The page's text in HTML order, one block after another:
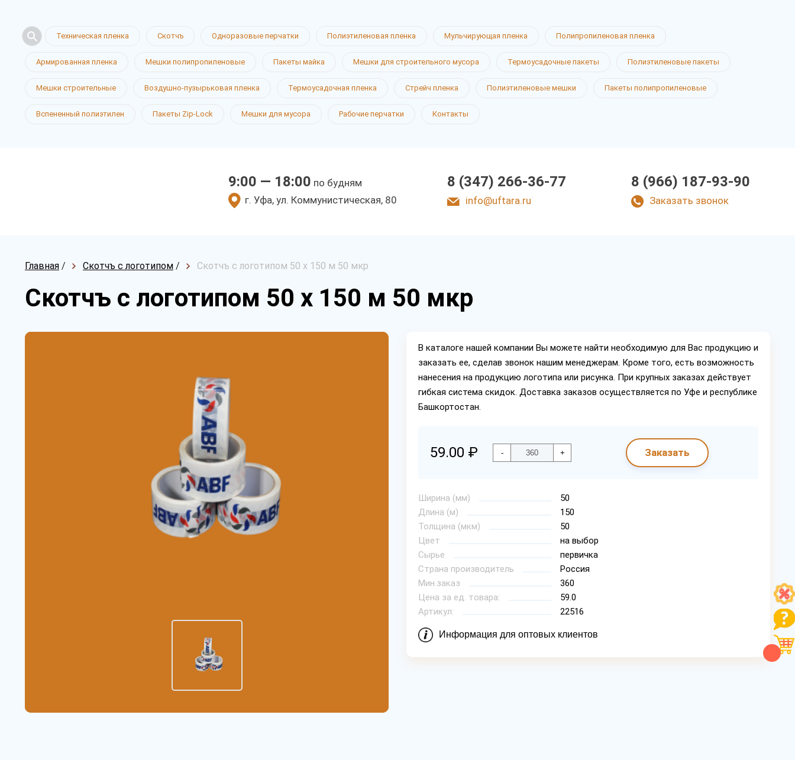
Техническая пленка Скотчъ Одноразовые перчатки Полиэтиленовая пленка Мульчирующая пленка Полипропиленовая пленка
Армированная пленка Мешки полипропиленовые Пакеты майка Мешки для строительного мусора Термоусадочные пакеты Полиэтиленовые пакеты
Мешки строительные Воздушно-пузырьковая пленка Термоусадочная пленка Стрейч пленка Полиэтиленовые мешки Пакеты полипропиленовые
Вспененный полиэтилен Пакеты Zip-Lock Мешки для мусора Рабочие перчатки Контакты
9:00 — 18:00 по будням
г. Уфа, ул. Коммунистическая, 80
8 (347) 266-36-77
info@uftara.ru
8 (966) 187-93-90
Заказать звонок
Главная / Скотчъ с логотипом / Скотчъ с логотипом 50 х 150 м 50 мкр
Скотчъ с логотипом 50 х 150 м 50 мкр
В каталоге нашей компании Вы можете найти необходимую для Вас продукцию и
заказать ее, сделав звонок нашим менеджерам. Кроме того, есть возможность
нанесения на продукцию логотипа или рисунка. При крупных заказах действует
гибкая система скидок. Доставка заказов осуществляется по Уфе и республике
Башкортостан.
59.00 ₽ - + Заказать
Ширина (мм)
50
Длина (м)
150
Толщина (мкм)
50
Цвет
на выбор
Сырье
первичка
Страна производитель
Россия
Мин.заказ
360
Цена за ед. товара:
59.0
Артикул:
22516
Информация для оптовых клиентов